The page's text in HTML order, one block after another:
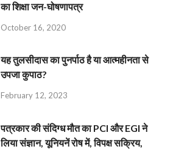
का शिक्षा जन-घोषणापत्र
October 16, 2020
यह तुलसीदास का पुनर्पाठ है या आत्महीनता से
उपजा कुपाठ?
February 12, 2023
पत्रकार की संदिग्ध मौत का PCI और EGI ने
लिया संज्ञान, यूनियनें रोष में, विपक्ष सक्रिय,